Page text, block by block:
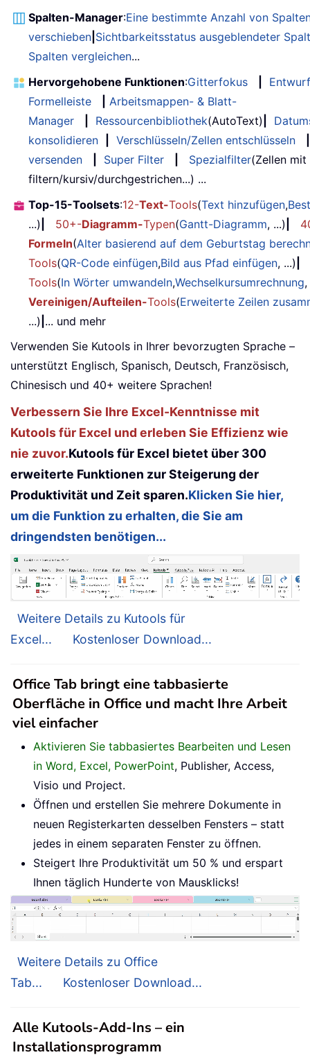
Spalten-Manager:Eine bestimmte Anzahl von
verschieben Sichtbarkeitsstatus ausgeblendeter
Spalten vergleichen...
Hervorgehobene Funktionen:Gitterfokus
Entwurf
Formelleiste
Arbeitsmappen- & Blatt-
Manager
Ressourcenbibliothek(AutoText)
konsolidieren
Verschlüsseln/Zellen entschlüsseln
versenden
Super Filter Spezialfilter(Zellen
filtern/kursiv/durchgestrichen...) ...
Top-15-Toolsets:12-Text-Tools(Text hinzufügen,
...)
50+-Diagramm-Typen(Gantt-Diagramm, ...)
Formeln(Alter basierend auf dem Geburtstag
Tools(QR-Code einfügen,Bild aus Pfad einfügen, ...)
Tools(In Wörter umwandeln,Wechselkursumrechnung
Vereinigen/Aufteilen-Tools(Erweiterte Zeilen
...) ... und mehr
Verwenden Sie Kutools in Ihrer bevorzugten Sprache –
unterstützt Englisch, Spanisch, Deutsch, Französisch,
Chinesisch und 40+ weitere Sprachen!
Verbessern Sie Ihre Excel-Kenntnisse mit
Kutools für Excel und erleben Sie Effizienz wie
nie zuvor.Kutools für Excel bietet über 300
erweiterte Funktionen zur Steigerung der
Produktivität und Zeit sparen.Klicken Sie hier,
um die Funktion zu erhalten, die Sie am
dringendsten benötigen...
Weitere Details zu Kutools für
Excel...
Kostenloser Download...
Office Tab bringt eine tabbasierte
Oberfläche in Office und macht Ihre Arbeit
viel einfacher
Aktivieren Sie tabbasiertes Bearbeiten und Lesen
in Word, Excel, PowerPoint, Publisher, Access,
Visio und Project.
Öffnen und erstellen Sie mehrere Dokumente in
neuen Registerkarten desselben Fensters – statt
jedes in einem separaten Fenster zu öffnen.
Steigert Ihre Produktivität um 50 % und erspart
Ihnen täglich Hunderte von Mausklicks!
Weitere Details zu Office
Tab...
Kostenloser Download...
Alle Kutools-Add-Ins – ein
Installationsprogramm